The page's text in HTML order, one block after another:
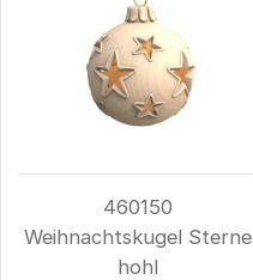
460150
Weihnachtskugel Sterne
hohl